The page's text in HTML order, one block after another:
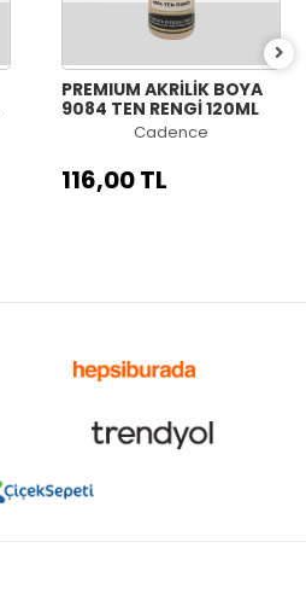
PREMIUM AKRİLİK BOYA
9084 TEN RENGİ 120ML
Cadence
116,00 TL